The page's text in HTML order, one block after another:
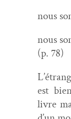
nous
nous
(p. 78)
est
livre